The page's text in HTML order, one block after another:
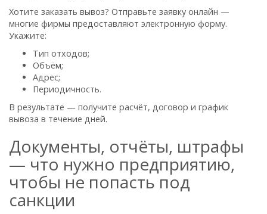
Хотите заказать вывоз? Отправьте заявку онлайн —
многие фирмы предоставляют электронную форму.
Укажите:
Тип отходов;
Объём;
Адрес;
Периодичность.
В результате — получите расчёт, договор и график
вывоза в течение дней.
Документы, отчёты, штрафы
— что нужно предприятию,
чтобы не попасть под
санкции